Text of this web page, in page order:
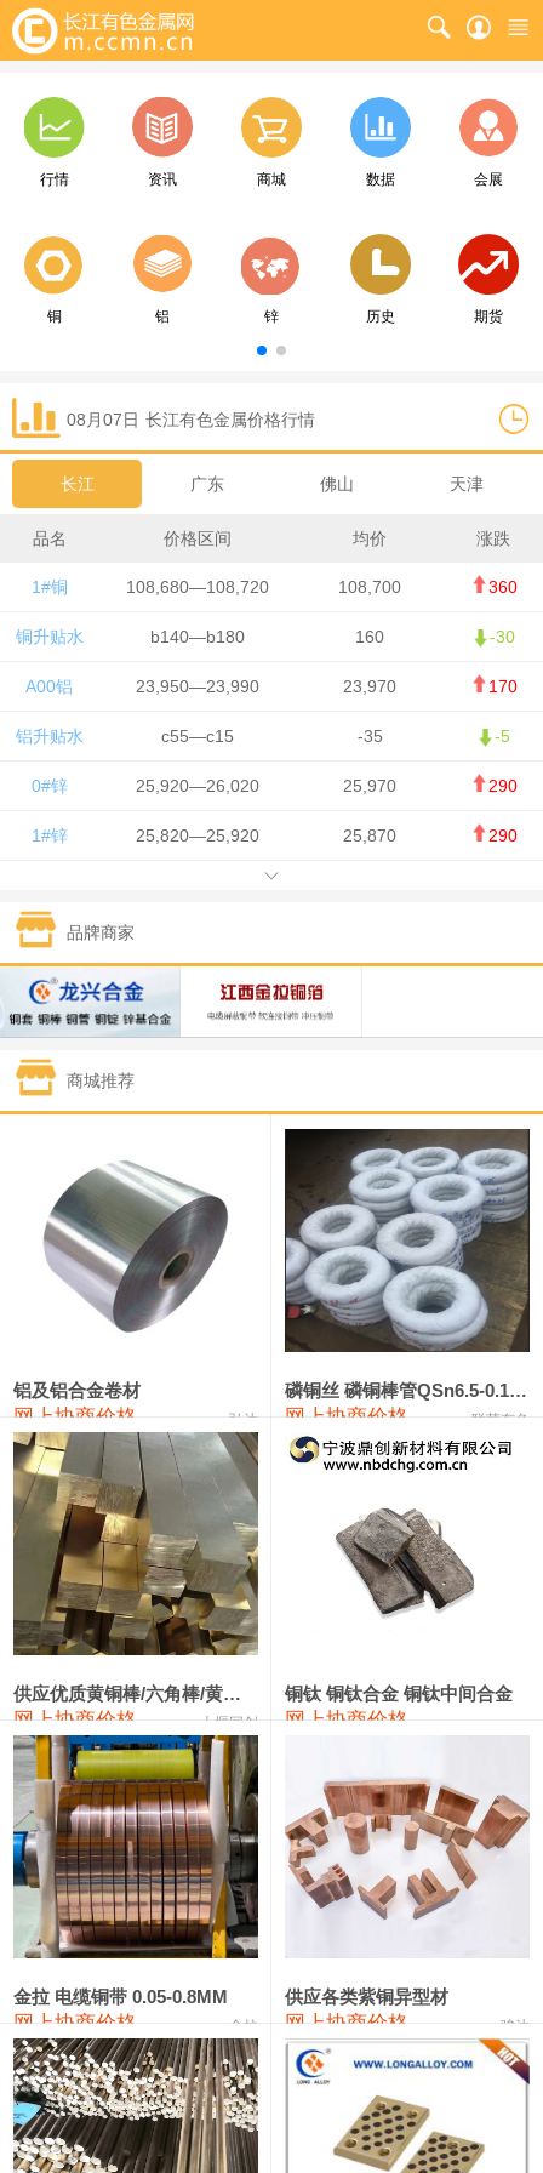
行情 资讯 商城 数据 会展
铜 铝 锌 历史 期货
08月07日 长江有色金属价格行情
长江 广东 佛山 天津
品名 价格区间 均价 涨跌
1#铜 108,680—108,720 108,700 360
铜升贴水 b140—b180 160 -30
A00铝 23,950—23,990 23,970 170
铝升贴水 c55—c15 -35 -5
0#锌 25,920—26,020 25,970 290
1#锌 25,820—25,920 25,870 290
1#锡 434,000—436,000
1#镍 129,550—130,750
1#白银 15,100—15,110 15,105 -70
钯金
331,000 -10,000
89,000—95,000 92,000 1,000
2#锑 85,000—91,000 88,000 1,000
1#镁 17,000—18,000 17,500 0
18,900—19,100 19,000 100
1#电解锰(99.7%袋装) 18,000—18,200 18,100 100
1#铬 60,000—82,000
553#硅 9,300—9,500
441#硅 9,600—9,800 9,700
3303#硅 10,300—10,500 10,400
2202#硅 14,100—14,300
金属硅3303#-2202# 10,400—14,200 12,300 0
漆包线 111,970—115,970 113,970
磷铜合金 110,800—117,600 114,200 400
无氧铜丝(硬) 109,710—110,010 109,860
R410A专用紫铜管 113,700—113,700
铸造铝合金锭(A380） 26,300—26,500 26,400 100
铝合金ADC12 24,200—24,400 100
铸造铝合金锭(ZL102) 24,300—24,500 24,400
品牌商家
商城推荐
铝及铝合金卷材
网上协商价格 弘达
磷铜丝 磷铜棒管QSn6.5-0.1 7-0.2 8-0.3
网上协商价格 联荣有色
供应优质黄铜棒/六角棒/黄铜方板
网上协商价格 十堰同创
铜钛 铜钛合金 铜钛中间合金
网上协商价格
金拉 电缆铜带 0.05-0.8MM
网上协商价格 金拉
供应各类紫铜异型材
网上协商价格 骏达